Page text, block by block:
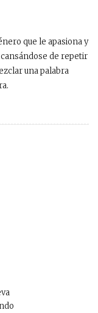
que le apasiona y
de repetir
una palabra